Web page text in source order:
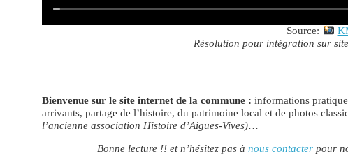
Source:
Résolution pour intégration sur
Bienvenue sur le site internet de la commune : informations
arrivants, partage de l’histoire, du patrimoine local et de photos
l’ancienne association Histoire d’Aigues-Vives)…
Bonne lecture !! et n’hésitez pas à nous contacterpour